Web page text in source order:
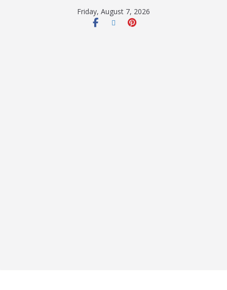
Friday, August 7, 2026